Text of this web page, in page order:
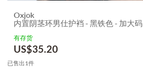
Oxjok
内置阴茎环男仕护裆 - 黑铁色 - 加大码
有存货
US$35.20
已售出1件